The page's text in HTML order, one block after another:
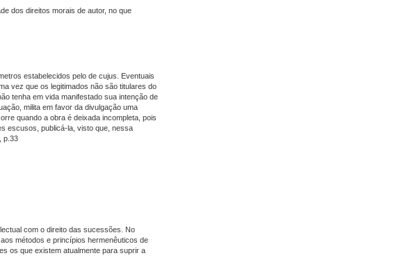
dos direitos morais de autor, no que
estabelecidos pelo de cujus. Eventuais
vez que os legitimados não são titulares do
tenha em vida manifestado sua intenção de
milita em favor da divulgação uma
quando a obra é deixada incompleta, pois
escusos, publicá-la, visto que, nessa
p.33
com o direito das sucessões. No
métodos e princípios hermenêuticos de
os que existem atualmente para suprir a